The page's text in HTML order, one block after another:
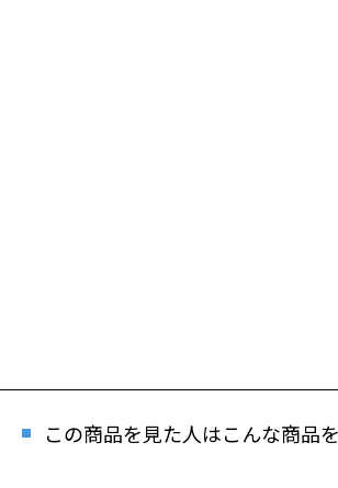
この商品を見た人はこんな商品